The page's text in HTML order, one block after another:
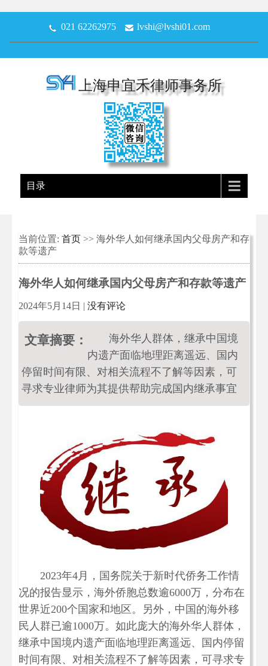
021 62262975 lvshi@lvshi01.com
上海申宜禾律师事务所
目录
当前位置: 首页 >> 海外华人如何继承国内父母房产和存
款等遗产
海外华人如何继承国内父母房产和存款等遗产
2024年5月14日 | 没有评论
文章摘要：
海外华人群体，继承中国境
内遗产面临地理距离遥远、国内
停留时间有限、对相关流程不了解等因素，可
寻求专业律师为其提供帮助完成国内继承事宜
2023年4月，国务院关于新时代侨务工作情
况的报告显示，海外侨胞总数逾6000万，分布在
世界近200个国家和地区。另外，中国的海外移
民人群已逾1000万。如此庞大的海外华人群体，
继承中国境内遗产面临地理距离遥远、国内停留
时间有限、对相关流程不了解等因素，可寻求专